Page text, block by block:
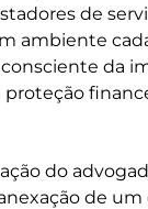
de
ambiente
da
proteção
do
de